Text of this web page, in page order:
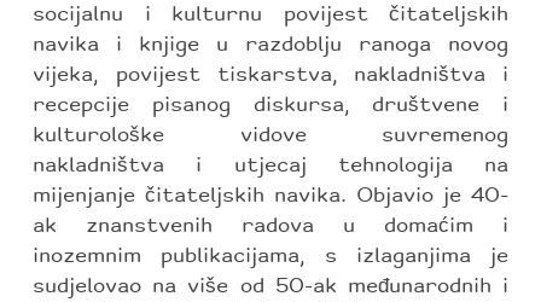
socijalnu i kulturnu povijest čitateljskih
navika i knjige u razdoblju ranoga novog
vijeka, povijest tiskarstva, nakladništva i
recepcije pisanog diskursa, društvene i
kulturološke vidove suvremenog
nakladništva i utjecaj tehnologija na
mijenjanje čitateljskih navika. Objavio je 40-
ak znanstvenih radova u domaćim i
inozemnim publikacijama, s izlaganjima je
sudjelovao na više od 50-ak međunarodnih i